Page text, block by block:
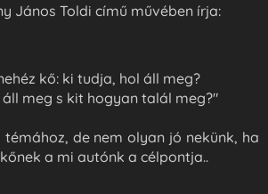
János Toldi című művében írja:
kő: ki tudja, hol áll meg?
meg s kit hogyan talál meg?"
de nem olyan jó nekünk, ha
a mi autónk a célpontja..